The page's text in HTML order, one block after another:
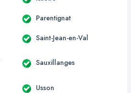
Parentignat
Saint-Jean-en-Val
Sauxillanges
Usson